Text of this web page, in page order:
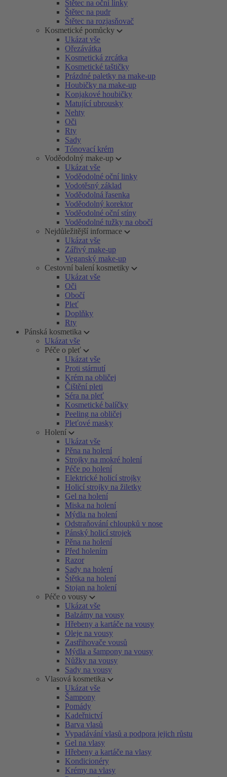
Štětec na oční linky
Štětec na pudr
Štětec na rozjasňovač
Kosmetické pomůcky
Ukázat vše
Ořezávátka
Kosmetická zrcátka
Kosmetické taštičky
Prázdné paletky na make-up
Houbičky na make-up
Konjakové houbičky
Matující ubrousky
Nehty
Oči
Rty
Sady
Tónovací krém
Voděodolný make-up
Ukázat vše
Voděodolné oční linky
Vodotěsný základ
Voděodolná řasenka
Voděodolný korektor
Voděodolné oční stíny
Voděodolné tužky na obočí
Nejdůležitější informace
Ukázat vše
Zářivý make-up
Veganský make-up
Cestovní balení kosmetiky
Ukázat vše
Oči
Obočí
Pleť
Doplňky
Rty
Pánská kosmetika
Ukázat vše
Péče o pleť
Ukázat vše
Proti stárnutí
Krém na obličej
Čištění pleti
Séra na pleť
Kosmetické balíčky
Peeling na obličej
Pleťové masky
Holení
Ukázat vše
Pěna na holení
Strojky na mokré holení
Péče po holení
Elektrické holicí strojky
Holicí strojky na žiletky
Gel na holení
Miska na holení
Mýdla na holení
Odstraňování chloupků v nose
Pánský holicí strojek
Pěna na holení
Před holením
Razor
Sady na holení
Štětka na holení
Stojan na holení
Péče o vousy
Ukázat vše
Balzámy na vousy
Hřebeny a kartáče na vousy
Oleje na vousy
Zastřihovače vousů
Mýdla a šampony na vousy
Nůžky na vousy
Sady na vousy
Vlasová kosmetika
Ukázat vše
Šampony
Pomády
Kadeřnictví
Barva vlasů
Vypadávání vlasů a podpora jejich růstu
Gel na vlasy
Hřebeny a kartáče na vlasy
Kondicionéry
Krémy na vlasy